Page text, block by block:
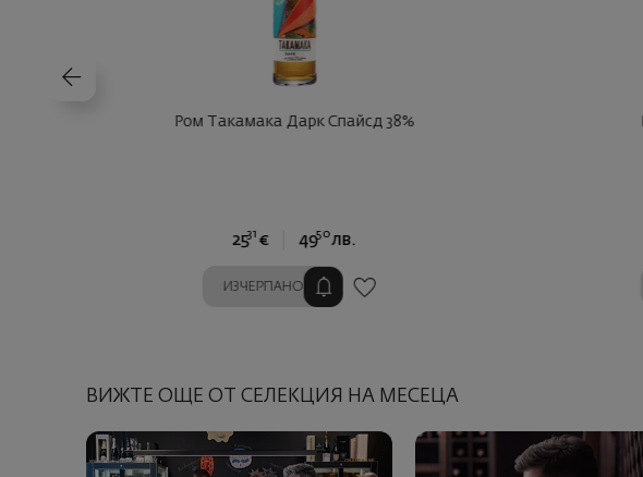
Ром Такамака Дарк Спайсд 38%
2531 € 4950 лв.
ИЗЧЕРПАНО
ВИЖТЕ ОЩЕ ОТ СЕЛЕКЦИЯ НА МЕСЕЦА